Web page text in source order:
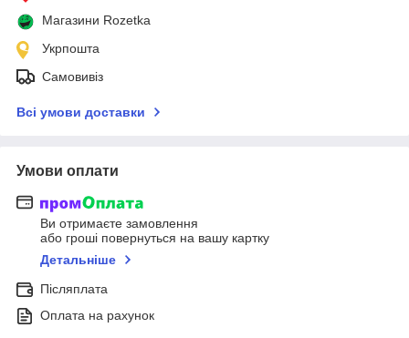
Магазини Rozetka
Укрпошта
Самовивіз
Всі умови доставки
Умови оплати
Ви отримаєте замовлення
або гроші повернуться на вашу картку
Детальніше
Післяплата
Оплата на рахунок